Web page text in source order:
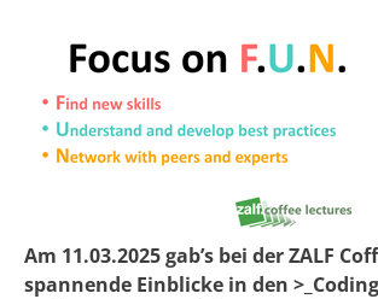
Am 11.03.2025 gab’s bei der ZALF
spannende Einblicke in den